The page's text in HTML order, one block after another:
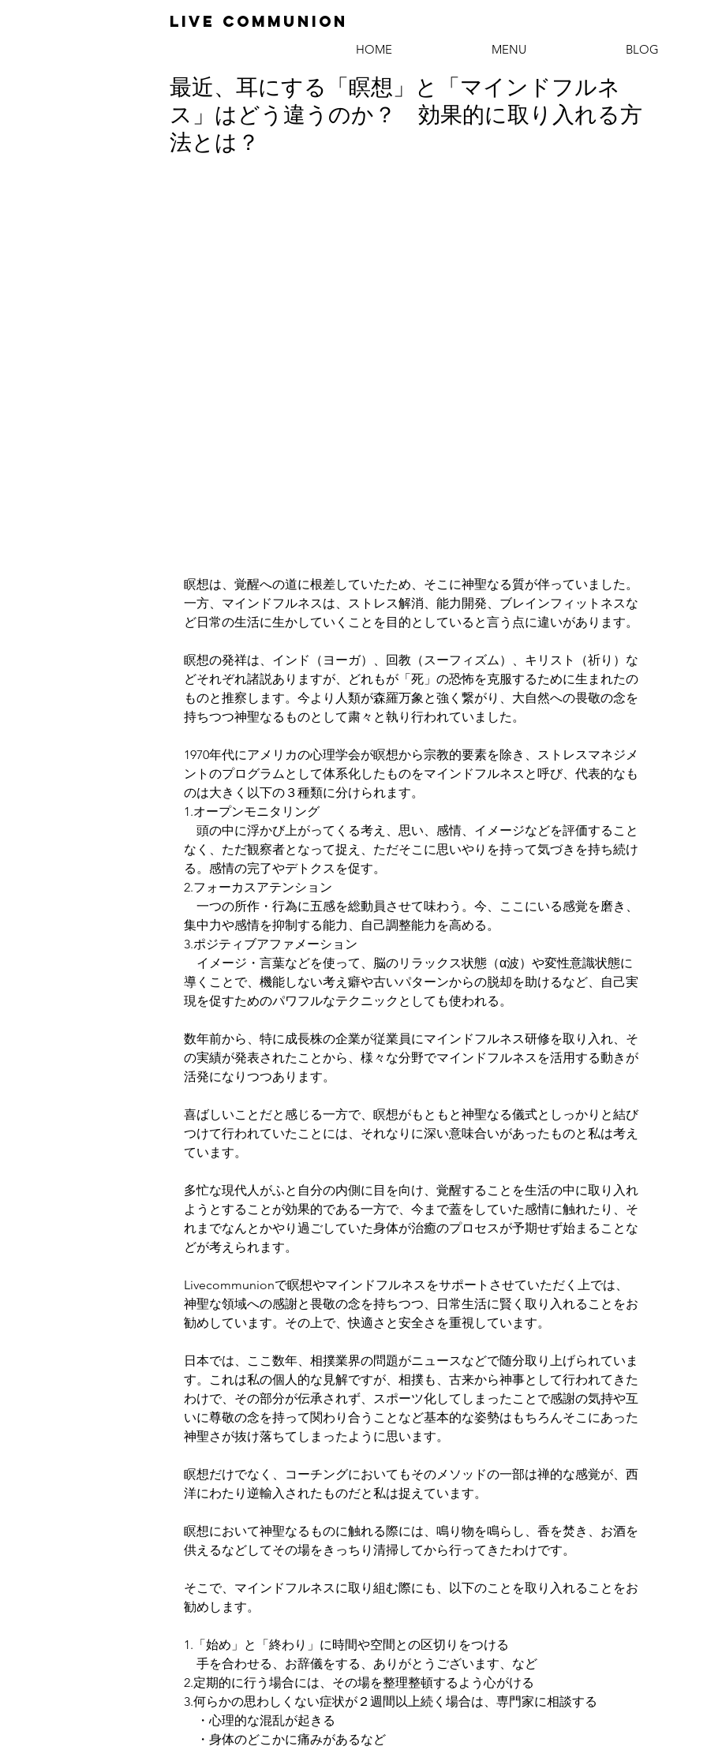
​LiVE COMMUNION
HOME MENU BLOG
最近、耳にする「瞑想」と「マインドフルネ
ス」はどう違うのか？ 効果的に取り入れる方
法とは？
瞑想は、覚醒への道に根差していたため、そこに神聖なる質が伴っていました。
一方、マインドフルネスは、ストレス解消、能力開発、ブレインフィットネスな
ど日常の生活に生かしていくことを目的としていると言う点に違いがあります。
瞑想の発祥は、インド（ヨーガ）、回教（スーフィズム）、キリスト（祈り）な
どそれぞれ諸説ありますが、どれもが「死」の恐怖を克服するために生まれたの
ものと推察します。今より人類が森羅万象と強く繋がり、大自然への畏敬の念を
持ちつつ神聖なるものとして粛々と執り行われていました。
1970年代にアメリカの心理学会が瞑想から宗教的要素を除き、ストレスマネジメ
ントのプログラムとして体系化したものをマインドフルネスと呼び、代表的なも
のは大きく以下の３種類に分けられます。
1.オープンモニタリング
頭の中に浮かび上がってくる考え、思い、感情、イメージなどを評価すること
なく、ただ観察者となって捉え、ただそこに思いやりを持って気づきを持ち続け
る。感情の完了やデトクスを促す。
2.フォーカスアテンション
一つの所作・行為に五感を総動員させて味わう。今、ここにいる感覚を磨き、
集中力や感情を抑制する能力、自己調整能力を高める。
3.ポジティブアファメーション
イメージ・言葉などを使って、脳のリラックス状態（α波）や変性意識状態に
導くことで、機能しない考え癖や古いパターンからの脱却を助けるなど、自己実
現を促すためのパワフルなテクニックとしても使われる。
数年前から、特に成長株の企業が従業員にマインドフルネス研修を取り入れ、そ
の実績が発表されたことから、様々な分野でマインドフルネスを活用する動きが
活発になりつつあります。
喜ばしいことだと感じる一方で、瞑想がもともと神聖なる儀式としっかりと結び
つけて行われていたことには、それなりに深い意味合いがあったものと私は考え
ています。
多忙な現代人がふと自分の内側に目を向け、覚醒することを生活の中に取り入れ
ようとすることが効果的である一方で、今まで蓋をしていた感情に触れたり、そ
れまでなんとかやり過ごしていた身体が治癒のプロセスが予期せず始まることな
どが考えられます。
Livecommunionで瞑想やマインドフルネスをサポートさせていただく上では、
神聖な領域への感謝と畏敬の念を持ちつつ、日常生活に賢く取り入れることをお
勧めしています。その上で、快適さと安全さを重視しています。
日本では、ここ数年、相撲業界の問題がニュースなどで随分取り上げられていま
す。これは私の個人的な見解ですが、相撲も、古来から神事として行われてきた
わけで、その部分が伝承されず、スポーツ化してしまったことで感謝の気持や互
いに尊敬の念を持って関わり合うことなど基本的な姿勢はもちろんそこにあった
神聖さが抜け落ちてしまったように思います。
瞑想だけでなく、コーチングにおいてもそのメソッドの一部は禅的な感覚が、西
洋にわたり逆輸入されたものだと私は捉えています。
瞑想において神聖なるものに触れる際には、鳴り物を鳴らし、香を焚き、お酒を
供えるなどしてその場をきっちり清掃してから行ってきたわけです。
そこで、マインドフルネスに取り組む際にも、以下のことを取り入れることをお
勧めします。
1.「始め」と「終わり」に時間や空間との区切りをつける
手を合わせる、お辞儀をする、ありがとうございます、など
2.定期的に行う場合には、その場を整理整頓するよう心がける
3.何らかの思わしくない症状が２週間以上続く場合は、専門家に相談する
・心理的な混乱が起きる
・身体のどこかに痛みがあるなど